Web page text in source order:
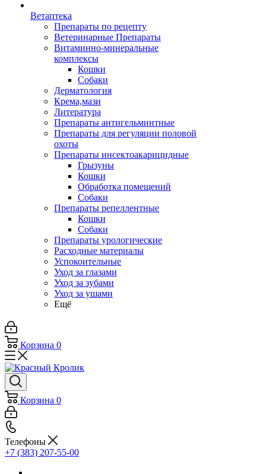
Ветаптека
Препараты по рецепту
Ветеринарные Препараты
Витаминно-минеральные
комплексы
Кошки
Собаки
Дерматология
Крема,мази
Литература
Препараты антигельминтные
Препараты для регуляции половой
охоты
Препараты инсектоакарицидные
Грызуны
Кошки
Обработка помещений
Собаки
Препараты репеллентные
Кошки
Собаки
Препараты урологические
Расходные материалы
Успокоительные
Уход за глазами
Уход за зубами
Уход за ушами
Ещё
Корзина 0
Корзина 0
Телефоны
+7 (383) 207-55-00